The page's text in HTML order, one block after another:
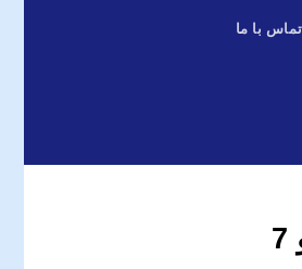
تماس با ما
پمپ شیشه شور چری تیگو 8 ,تیگو 7